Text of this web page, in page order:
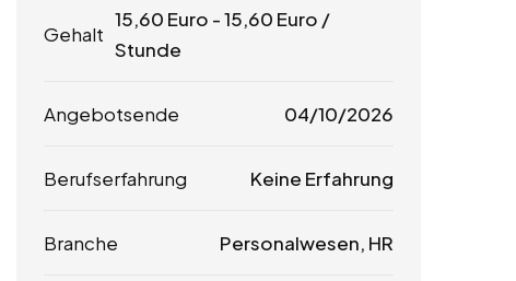
Gehalt
15,60 Euro -15,60 Euro /
Stunde
Angebotsende 04/10/2026
Berufserfahrung Keine Erfahrung
Branche Personalwesen, HR